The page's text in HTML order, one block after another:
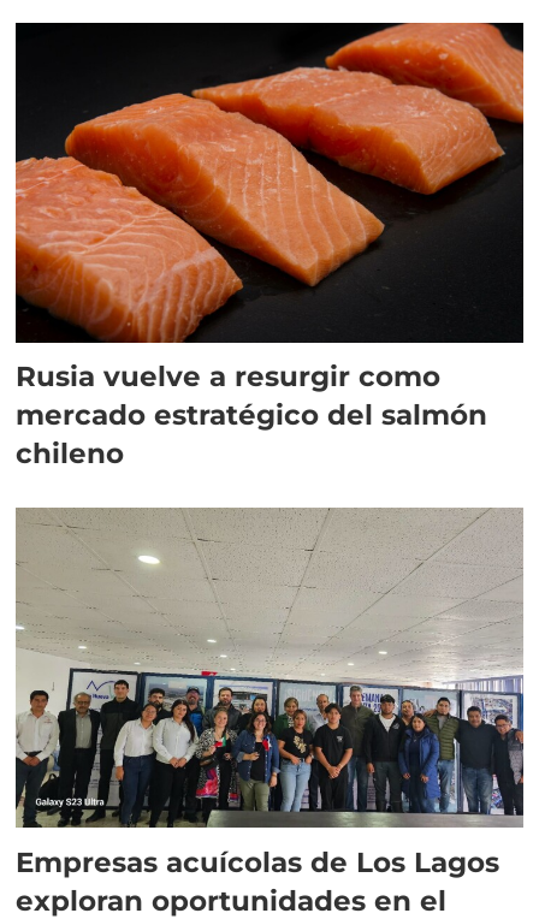
Rusia vuelve a resurgir como
mercado estratégico del salmón
chileno
Empresas acuícolas de Los Lagos
exploran oportunidades en el